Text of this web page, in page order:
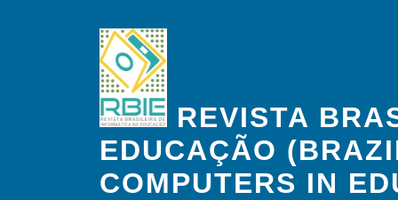
REVISTA
EDUCAÇÃO
COMPUTERS IN